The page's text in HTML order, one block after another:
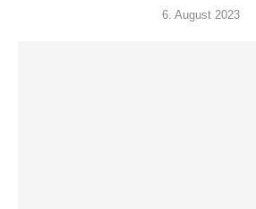
6. August 2023